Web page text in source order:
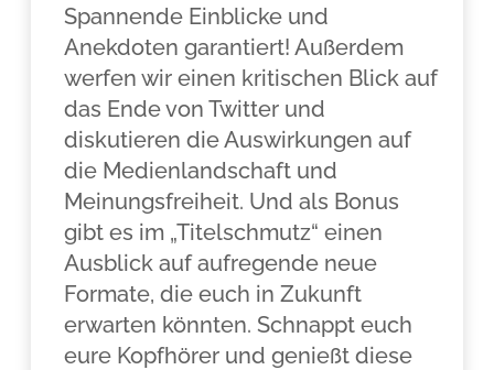
Spannende Einblicke und
Anekdoten garantiert! Außerdem
werfen wir einen kritischen Blick auf
das Ende von Twitter und
diskutieren die Auswirkungen auf
die Medienlandschaft und
Meinungsfreiheit. Und als Bonus
gibt es im „Titelschmutz“ einen
Ausblick auf aufregende neue
Formate, die euch in Zukunft
erwarten könnten. Schnappt euch
eure Kopfhörer und genießt diese